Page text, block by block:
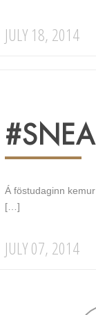
JULY 18, 2014
Á föstudaginn
[…]
JULY 07, 2014